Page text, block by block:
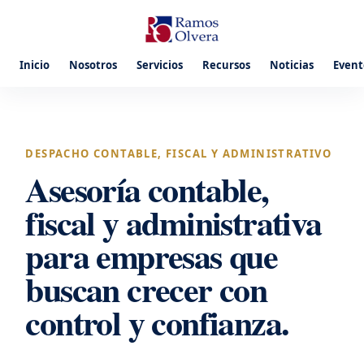
Inicio Nosotros Servicios Recursos Noticias
DESPACHO CONTABLE, FISCAL Y ADMINISTRATIVO
Asesoría contable,
fiscal y administrativa
para empresas que
buscan crecer con
control y confianza.